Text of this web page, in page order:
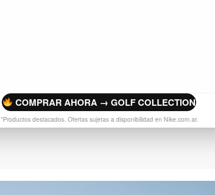
COMPRAR AHORA → GOLF COLLECTION
*Productos destacados. Ofertas sujetas a disponibilidad en Nike.com.ar.